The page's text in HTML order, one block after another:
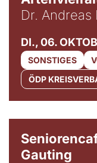
Dr. Andreas
DI., 06.
SONSTIGES
ÖDP
Gauting